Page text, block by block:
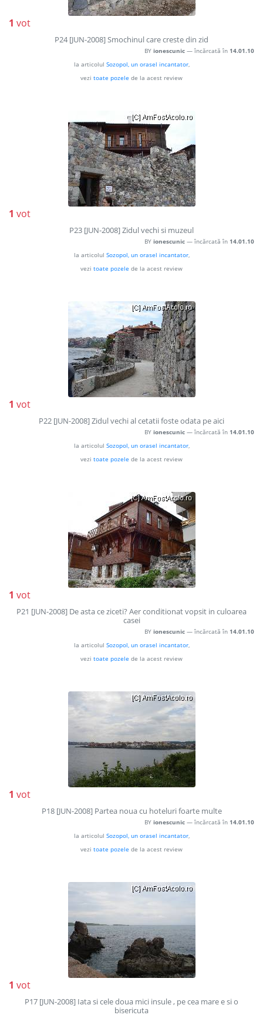
1 vot
P24 [JUN-2008] Smochinul care creste din zid
BY ionescunic — încărcată în 14.01.10
la articolul Sozopol, un orasel incantator,
vezi toate pozele de la acest review
1 vot
P23 [JUN-2008] Zidul vechi si muzeul
BY ionescunic — încărcată în 14.01.10
la articolul Sozopol, un orasel incantator,
vezi toate pozele de la acest review
1 vot
P22 [JUN-2008] Zidul vechi al cetatii foste odata pe aici
BY ionescunic — încărcată în 14.01.10
la articolul Sozopol, un orasel incantator,
vezi toate pozele de la acest review
1 vot
P21 [JUN-2008] De asta ce ziceti? Aer conditionat vopsit in culoarea
casei
BY ionescunic — încărcată în 14.01.10
la articolul Sozopol, un orasel incantator,
vezi toate pozele de la acest review
1 vot
P18 [JUN-2008] Partea noua cu hoteluri foarte multe
BY ionescunic — încărcată în 14.01.10
la articolul Sozopol, un orasel incantator,
vezi toate pozele de la acest review
1 vot
P17 [JUN-2008] Iata si cele doua mici insule , pe cea mare e si o
bisericuta